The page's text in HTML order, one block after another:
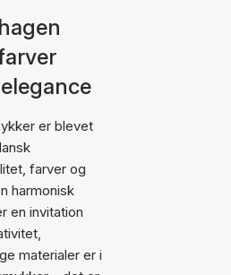
er blevet
farver og
harmonisk
en invitation
materialer er i